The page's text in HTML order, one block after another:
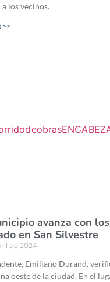
los vecinos.
>>
avanza con
en San Silvestre
de 2024
Emiliano Durand,
oeste de la ciudad. En el